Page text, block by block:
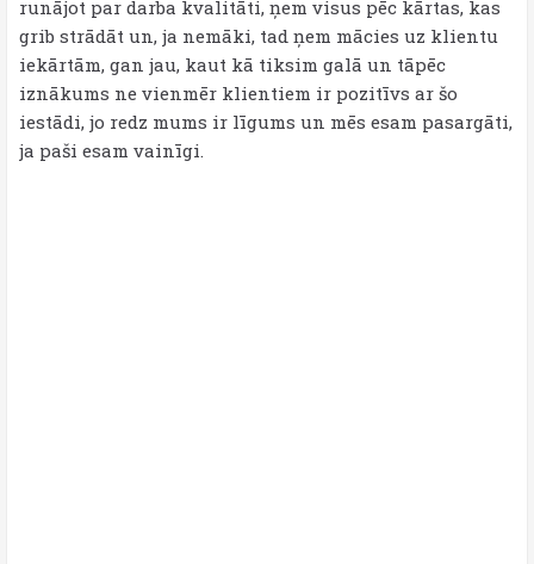
runājot par darba kvalitāti, ņem visus pēc kārtas, kas
grib strādāt un, ja nemāki, tad ņem mācies uz klientu
iekārtām, gan jau, kaut kā tiksim galā un tāpēc
iznākums ne vienmēr klientiem ir pozitīvs ar šo
iestādi, jo redz mums ir līgums un mēs esam pasargāti,
ja paši esam vainīgi.